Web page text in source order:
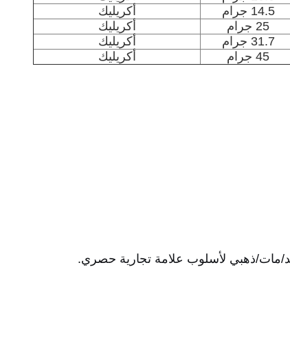
14.5 جرام
أكريليك
25 جرام
أكريليك
31.7 جرام
أكريليك
45 جرام أكريليك
مات/ذهبي لأسلوب علامة تجارية حصري.